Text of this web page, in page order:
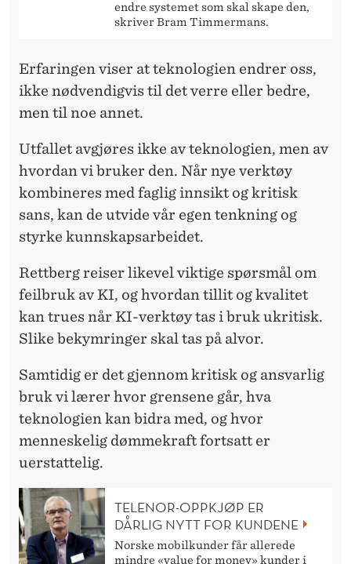
endre systemet som skal skape den,
skriver Bram Timmermans.
Erfaringen viser at teknologien endrer oss,
ikke nødvendigvis til det verre eller bedre,
men til noe annet.
Utfallet avgjøres ikke av teknologien, men av
hvordan vi bruker den. Når nye verktøy
kombineres med faglig innsikt og kritisk
sans, kan de utvide vår egen tenkning og
styrke kunnskapsarbeidet.
Rettberg reiser likevelviktige spørsmål om
feilbruk av KI, og hvordan tillit og kvalitet
kan trues når KI-verktøy tas i bruk ukritisk.
Slike bekymringer skal tas på alvor.
Samtidig er det gjennom kritisk og ansvarlig
bruk vi lærer hvor grensene går, hva
teknologien kan bidra med, og hvor
menneskelig dømmekraft fortsatt er
uerstattelig.
TELENOR-OPPKJØP ER
DÅRLIG NYTT FOR KUNDENE
Norske mobilkunder får allerede
mindre «value for money» kunder i